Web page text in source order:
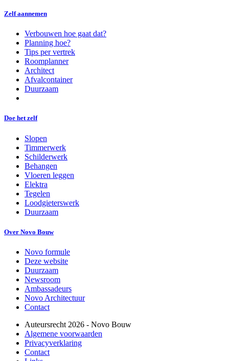
Zelf aannemen
Verbouwen hoe gaat dat?
Planning hoe?
Tips per vertrek
Roomplanner
Architect
Afvalcontainer
Duurzaam
Doe het zelf
Slopen
Timmerwerk
Schilderwerk
Behangen
Vloeren leggen
Elektra
Tegelen
Loodgieterswerk
Duurzaam
Over Novo Bouw
Novo formule
Deze website
Duurzaam
Newsroom
Ambassadeurs
Novo Architectuur
Contact
Auteursrecht 2026 - Novo Bouw
Algemene voorwaarden
Privacyverklaring
Contact